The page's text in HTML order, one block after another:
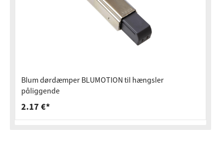
Blum dørdæmper BLUMOTION til hængsler
påliggende
2.17 €*